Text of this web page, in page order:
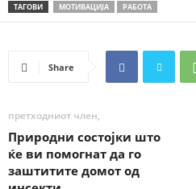
ТАГОВИ
МОТИВАЦИЈА РАБОТА
Share
претходниот член,
Природни состојки што
ќе ви помогнат да го
заштитите домот од